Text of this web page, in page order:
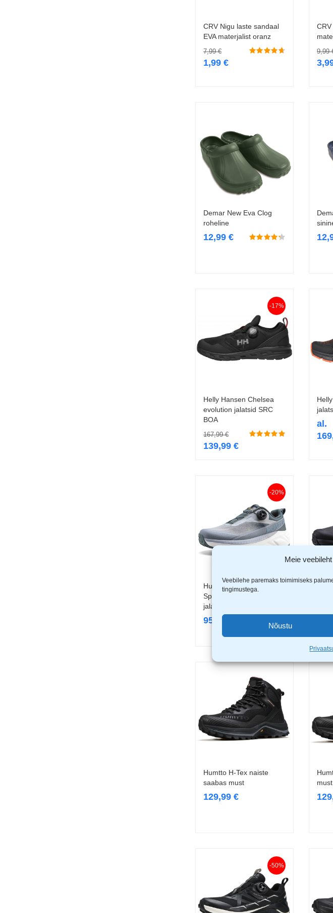
Meie
Veebilehe paremaks toimimiseks
tingimustega.
Nõustu
Vali
CRV Nigu laste sandaal
EVA materjalist oranz
7,99€
1,99 €
9,99
Vali
Demar New Eva Clog
roheline
12,99 €
-17%
Vali
Helly Hansen Chelsea
evolution jalatsid SRC
BOA
167,99€
139,99 €
al.
-20%
Vali
Humtto Casual Sport
SpinOn kiirkinnitusega
jalanõu hall
95,99
Vali
Humtto H-Tex naiste
saabas must
129,99 €
must
-50%